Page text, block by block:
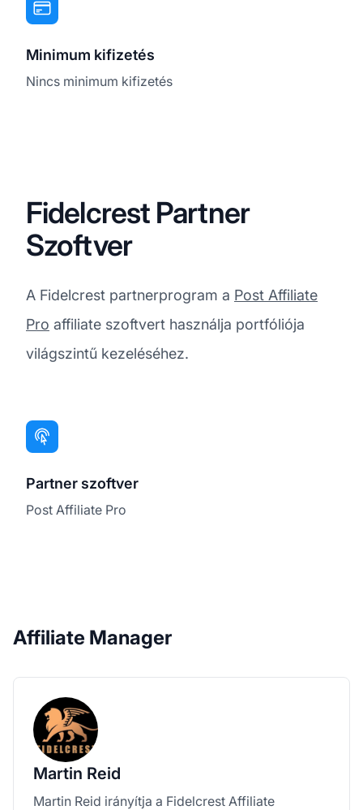
Minimum kifizetés
Nincs minimum kifizetés
Fidelcrest Partner
Szoftver
A Fidelcrest partnerprogram a Post Affiliate
Pro affiliate szoftvert használja portfóliója
világszintű kezeléséhez.
Partner szoftver
Post Affiliate Pro
Affiliate Manager
Martin Reid
Martin Reid irányítja a Fidelcrest Affiliate